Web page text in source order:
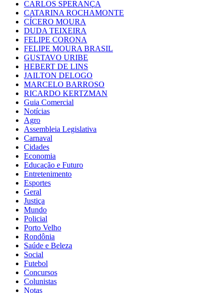
CARLOS SPERANÇA
CATARINA ROCHAMONTE
CÍCERO MOURA
DUDA TEIXEIRA
FELIPE CORONA
FELIPE MOURA BRASIL
GUSTAVO URIBE
HEBERT DE LINS
JAILTON DELOGO
MARCELO BARROSO
RICARDO KERTZMAN
Guia Comercial
Notícias
Agro
Assembleia Legislativa
Carnaval
Cidades
Economia
Educação e Futuro
Entretenimento
Esportes
Geral
Justiça
Mundo
Policial
Porto Velho
Rondônia
Saúde e Beleza
Social
Futebol
Concursos
Colunistas
Notas